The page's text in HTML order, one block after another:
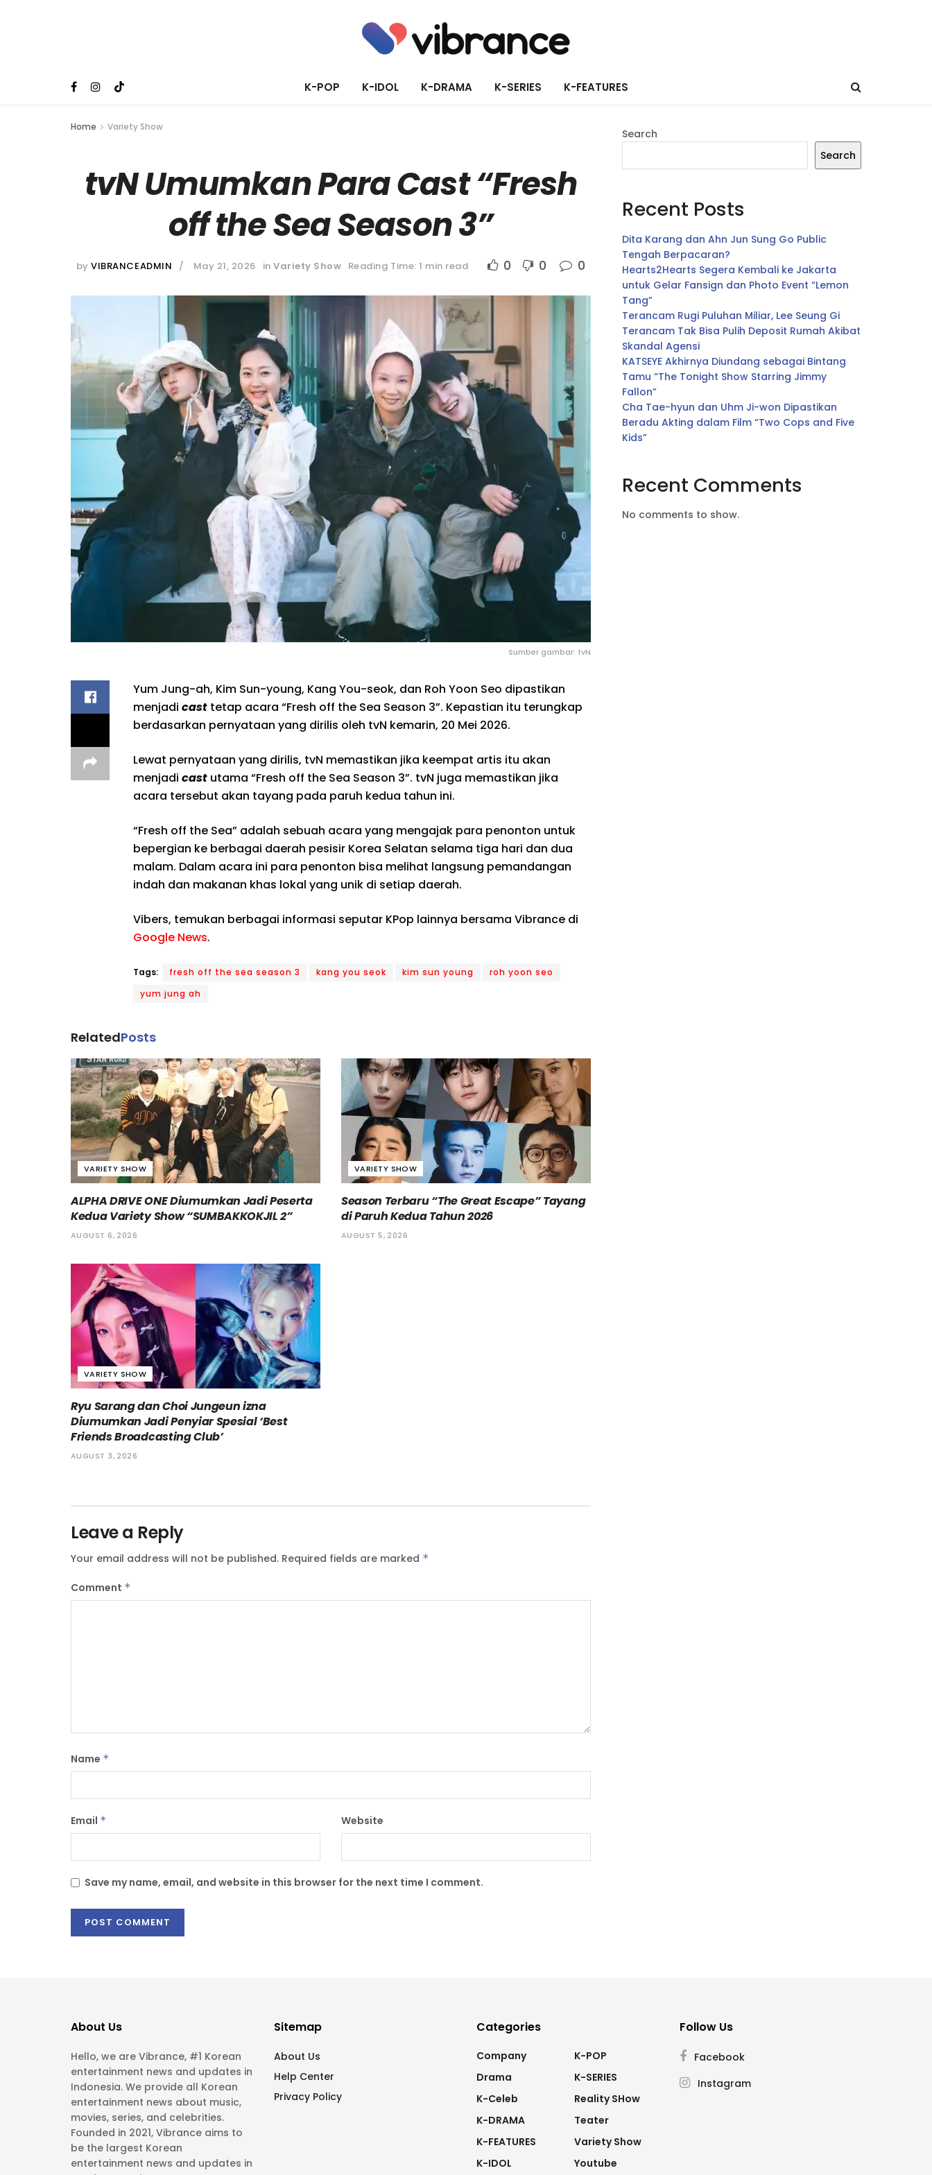
K-POP K-IDOL K-DRAMA K-SERIES K-FEATURES
Home Variety Show
tvN Umumkan Para Cast “Fresh
off the Sea Season 3”
by VIBRANCEADMIN May 21, 2026 in Variety Show Reading Time: 1 min read 0 0 0
Sumber gambar: tvN
Yum Jung-ah, Kim Sun-young, Kang You-seok, dan Roh Yoon Seo dipastikan
menjadi cast tetap acara “Fresh off the Sea Season 3”. Kepastian itu terungkap
berdasarkan pernyataan yang dirilis oleh tvN kemarin, 20 Mei 2026.
Lewat pernyataan yang dirilis, tvN memastikan jika keempat artis itu akan
menjadi cast utama “Fresh off the Sea Season 3”. tvN juga memastikan jika
acara tersebut akan tayang pada paruh kedua tahun ini.
“Fresh off the Sea” adalah sebuah acara yang mengajak para penonton untuk
bepergian ke berbagai daerah pesisir Korea Selatan selama tiga hari dan dua
malam. Dalam acara ini para penonton bisa melihat langsung pemandangan
indah dan makanan khas lokal yang unik di setiap daerah.
Vibers, temukan berbagai informasi seputar KPop lainnya bersama Vibrance di
Google News.
Tags: fresh off the sea season 3 kang you seok kim sun young
roh yoon seo
yum jung ah
RelatedPosts
VARIETY SHOW
ALPHA DRIVE ONE Diumumkan Jadi Peserta
Kedua Variety Show “SUMBAKKOKJIL 2”
AUGUST 6, 2026
VARIETY SHOW
Season Terbaru “The Great Escape” Tayang
di Paruh Kedua Tahun 2026
AUGUST 5, 2026
VARIETY SHOW
Ryu Sarang dan Choi Jungeun izna
Diumumkan Jadi Penyiar Spesial ‘Best
Friends Broadcasting Club’
AUGUST 3, 2026
Leave a Reply
Your email address will not be published. Required fields are marked *
Comment *
Name *
Email * Website
Save my name, email, and website in this browser for the next time I comment.
Search
Search
Recent Posts
Dita Karang dan Ahn Jun Sung Go Public
Tengah Berpacaran?
Hearts2Hearts Segera Kembali ke Jakarta
untuk Gelar Fansign dan Photo Event “Lemon
Tang”
Terancam Rugi Puluhan Miliar, Lee Seung Gi
Terancam Tak Bisa Pulih Deposit Rumah Akibat
Skandal Agensi
KATSEYE Akhirnya Diundang sebagai Bintang
Tamu “The Tonight Show Starring Jimmy
Fallon”
Cha Tae-hyun dan Uhm Ji-won Dipastikan
Beradu Akting dalam Film “Two Cops and Five
Kids”
Recent Comments
No comments to show.
About Us
Hello, we are Vibrance, #1 Korean
entertainment news and updates in
Indonesia. We provide all Korean
entertainment news about music,
movies, series, and celebrities.
Founded in 2021, Vibrance aims to
be the largest Korean
entertainment news and updates in
Sitemap
About Us
Help Center
Privacy Policy
Categories
Company
Drama
K-Celeb
K-DRAMA
K-FEATURES
K-IDOL
K-POP
K-SERIES
Reality SHow
Teater
Variety Show
Youtube
Follow Us
Facebook
Instagram